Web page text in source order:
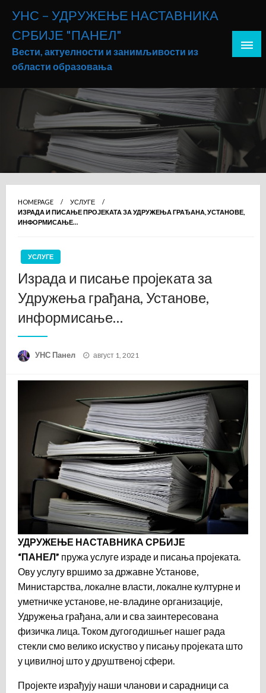
content
УНС – УДРУЖЕЊЕ НАСТАВНИКА
СРБИЈЕ "ПАНЕЛ"
Вести, актуелности и занимљивости из
области образовања
HOMEPAGE
УСЛУГЕ
ИЗРАДА И ПИСАЊЕ ПРОЈЕКАТА ЗА УДРУЖЕЊА ГРАЂАНА, УСТАНОВЕ,
ИНФОРМИСАЊЕ…
УСЛУГЕ
Израда и писање пројеката за
Удружења грађана, Установе,
информисање…
УНС Панел
Posted
август 1, 2021
УДРУЖЕЊЕ НАСТАВНИКА СРБИЈЕ
“ПАНЕЛ” пружа услуге израде и писања пројеката.
Ову услугу вршимо за државне Установе,
Министарства, локалне власти, локалне културне и
уметничке установе, не-владине организације,
Удружења грађана, али и сва заинтересована
физичка лица. Током дугогодишњег нашег рада
стекли смо велико искуство у писању пројеката што
у цивилној што у друштвеној сфери.
Пројекте израђују наши чланови и сарадници са